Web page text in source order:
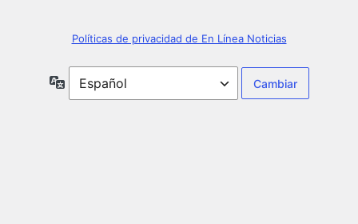
Políticas de privacidad de En Línea Noticias
Idioma